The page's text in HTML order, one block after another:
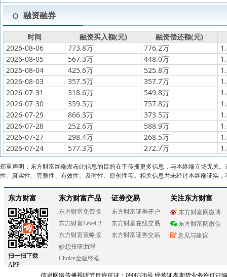
融资融券
时间 融资买入额(元)
融资偿还额(元)
2026-08-06
773.8万 776.2万
2026-08-05
567.3万 448.0万
2026-08-04
425.6万 525.8万
2026-08-03
357.5万 357.7万
2026-07-31
318.6万 549.8万
2026-07-30
359.5万 757.8万
2026-07-29
866.3万 373.5万
2026-07-28
252.6万 588.9万
2026-07-27
298.4万 268.5万
2026-07-24
577.3万 272.7万
郑重声明：东方财富终端发布此信息的目的在于传播更多信息，与本终端立场无关
性、真实性、完整性、有效性、及时性、原创性等。相关信息并未经过本终端证实